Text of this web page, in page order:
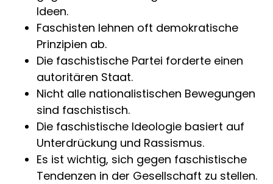
Ideen.
Faschisten lehnen oft demokratische
Prinzipien ab.
Die faschistische Partei forderte einen
autoritären Staat.
Nicht alle nationalistischen Bewegungen
sind faschistisch.
Die faschistische Ideologie basiert auf
Unterdrückung und Rassismus.
Es ist wichtig, sich gegen faschistische
Tendenzen in der Gesellschaft zu stellen.